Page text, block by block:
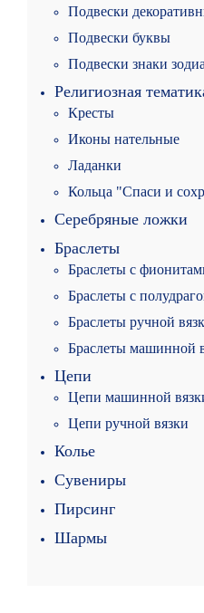
Подвески
Подвески буквы
Подвески знаки
Религиозная
Кресты
Иконы нательные
Ладанки
Кольца "Спаси и
Серебряные ложки
Браслеты
Браслеты с
Браслеты с
Браслеты ручной
Браслеты машинной
Цепи
Цепи машинной
Цепи ручной вязки
Колье
Сувениры
Пирсинг
Шармы